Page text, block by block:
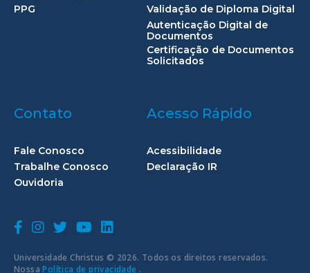
Universidade Christus © 2026. Todos os direitos reservados.
NossaPolítica de privacidade .
PPG
Validação de Diploma Digital
Autenticação Digital de
Documentos
Certificação de Documentos
Solicitados
Contato
Fale Conosco
Trabalhe Conosco
Ouvidoria
Acesso Rápido
Acessibilidade
Declaração IR